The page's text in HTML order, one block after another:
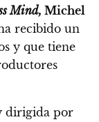
Mind, Michel
recibido un
y que tiene
dirigida por